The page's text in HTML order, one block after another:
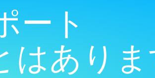
ート
ありま